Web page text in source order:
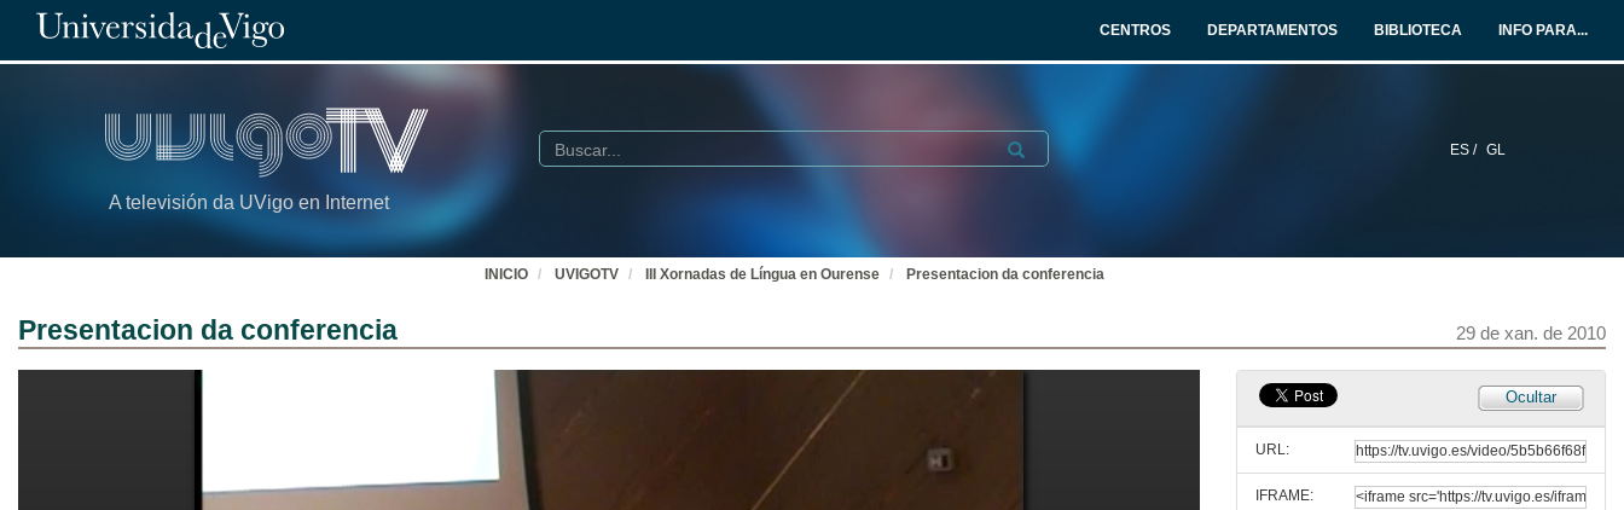
CENTROS DEPARTAMENTOS BIBLIOTECA INFO PARA...
A televisión da UVigo en Internet
ES / GL
Buscar Submit
INICIO UVIGOTV III Xornadas de Língua en Ourense Presentacion da conferencia
Presentacion da conferencia 29 de xan. de 2010
Ocultar
URL:
IFRAME:
27 de xan. de 2010
Visons portuguesas da Galiza e a sua língua.
Quenda de preguntas